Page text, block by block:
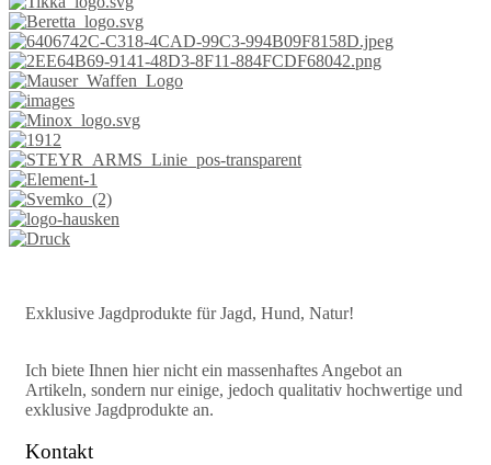
Exklusive Jagdprodukte für Jagd, Hund, Natur!
Ich biete Ihnen hier nicht ein massenhaftes Angebot an
Artikeln, sondern nur einige, jedoch qualitativ hochwertige und
exklusive Jagdprodukte an.
Kontakt